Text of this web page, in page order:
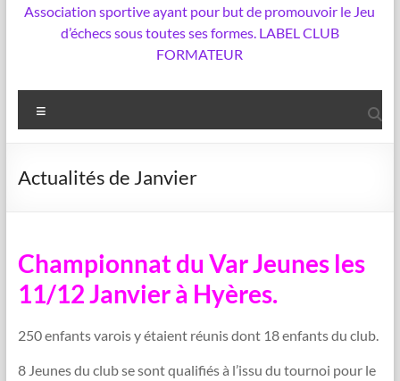
Association sportive ayant pour but de promouvoir le Jeu
d’échecs sous toutes ses formes. LABEL CLUB
FORMATEUR
Actualités de Janvier
Championnat du Var Jeunes les
11/12 Janvier à Hyères.
250 enfants varois y étaient réunis dont 18 enfants du club.
8 Jeunes du club se sont qualifiés à l’issu du tournoi pour le